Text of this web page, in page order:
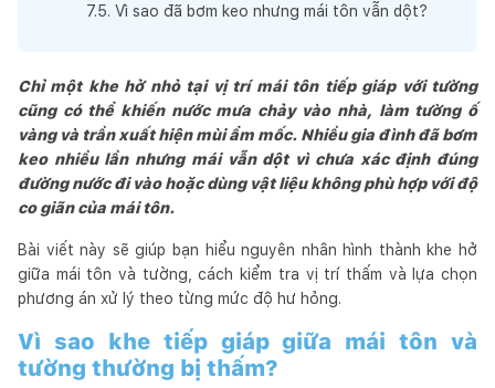
7.5. Vì sao đã bơm keo nhưng mái tôn vẫn dột?
Chỉ một khe hở nhỏ tại vị trí mái tôn tiếp giáp với tường
cũng có thể khiến nước mưa chảy vào nhà, làm tường ố
vàng và trần xuất hiện mùi ẩm mốc. Nhiều gia đình đã bơm
keo nhiều lần nhưng mái vẫn dột vì chưa xác định đúng
đường nước đi vào hoặc dùng vật liệu không phù hợp với độ
co giãn của mái tôn.
Bài viết này sẽ giúp bạn hiểu nguyên nhân hình thành khe hở
giữa mái tôn và tường, cách kiểm tra vị trí thấm và lựa chọn
phương án xử lý theo từng mức độ hư hỏng.
Vì sao khe tiếp giáp giữa mái tôn và
tường thường bị thấm?